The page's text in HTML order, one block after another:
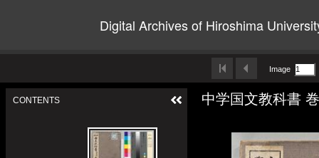
Digital Archives of Hiroshima